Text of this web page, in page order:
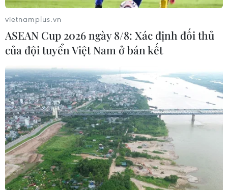
Đổi mới để tăng tính hấp dẫn của báo và
vietnamplus.vn
ASEAN Cup 2026 ngày 8/8: Xác định đối thủ
của đội tuyển Việt Nam ở bán kết